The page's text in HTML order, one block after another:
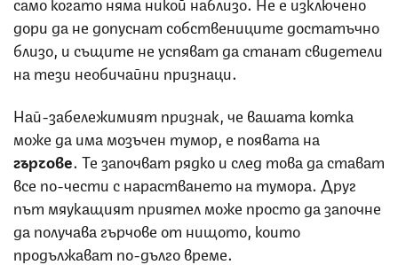
дори да не допуснат собствениците достатъчно
близо, и същите не успяват да станат свидетели
на тези необичайни признаци.
Най-забележимият признак, че вашата котка
може да има мозъчен тумор, е появата на
гърчове. Те започват рядко и след това да стават
все по-чести с нарастването на тумора. Друг
път мяукащият приятел може просто да започне
да получава гърчове от нищото, които
продължават по-дълго време.